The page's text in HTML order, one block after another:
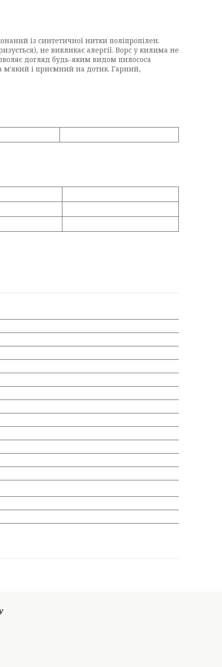
із синтетичної нитки поліпропілен.
не викликає алергії. Ворс у килима не
догляд будь-яким видом пилососа
м'який і приємний на дотик. Гарний,